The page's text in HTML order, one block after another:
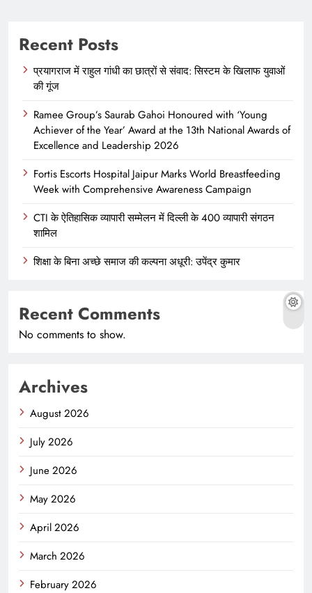
Recent Posts
प्रयागराज में राहुल गांधी का छात्रों से संवाद: सिस्टम के खिलाफ युवाओं
की गूंज
Ramee Group’s Saurab Gahoi Honoured with ‘Young
Achiever of the Year’ Award at the 13th National Awards of
Excellence and Leadership 2026
Fortis Escorts Hospital Jaipur Marks World Breastfeeding
Week with Comprehensive Awareness Campaign
CTI के ऐतिहासिक व्यापारी सम्मेलन में दिल्ली के 400 व्यापारी संगठन
शामिल
शिक्षा के बिना अच्छे समाज की कल्पना अधूरी: उपेंद्र कुमार
Recent Comments
No comments to show.
Archives
August 2026
July 2026
June 2026
May 2026
April 2026
March 2026
February 2026